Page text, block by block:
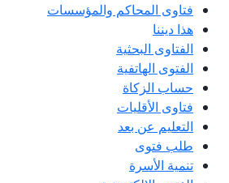
فتاوى المحاكم والمؤسسات
هذا ديننا
الفتاوى البحثية
الفتوى الهاتفية
حساب الزكاة
فتاوى الأقليات
التعليم عن بعد
طلب فتوى
تنمية الأسرة